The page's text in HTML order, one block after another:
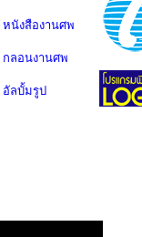
หนังสืองานศพ
กลอนงานศพ
อัลบั้มรูป